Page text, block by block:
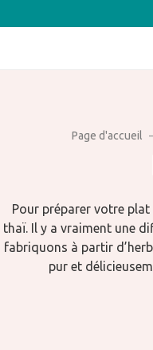
Page d'accueil
Pour préparer votre
thaï. Il y a vraiment une
fabriquons à partir
pur et